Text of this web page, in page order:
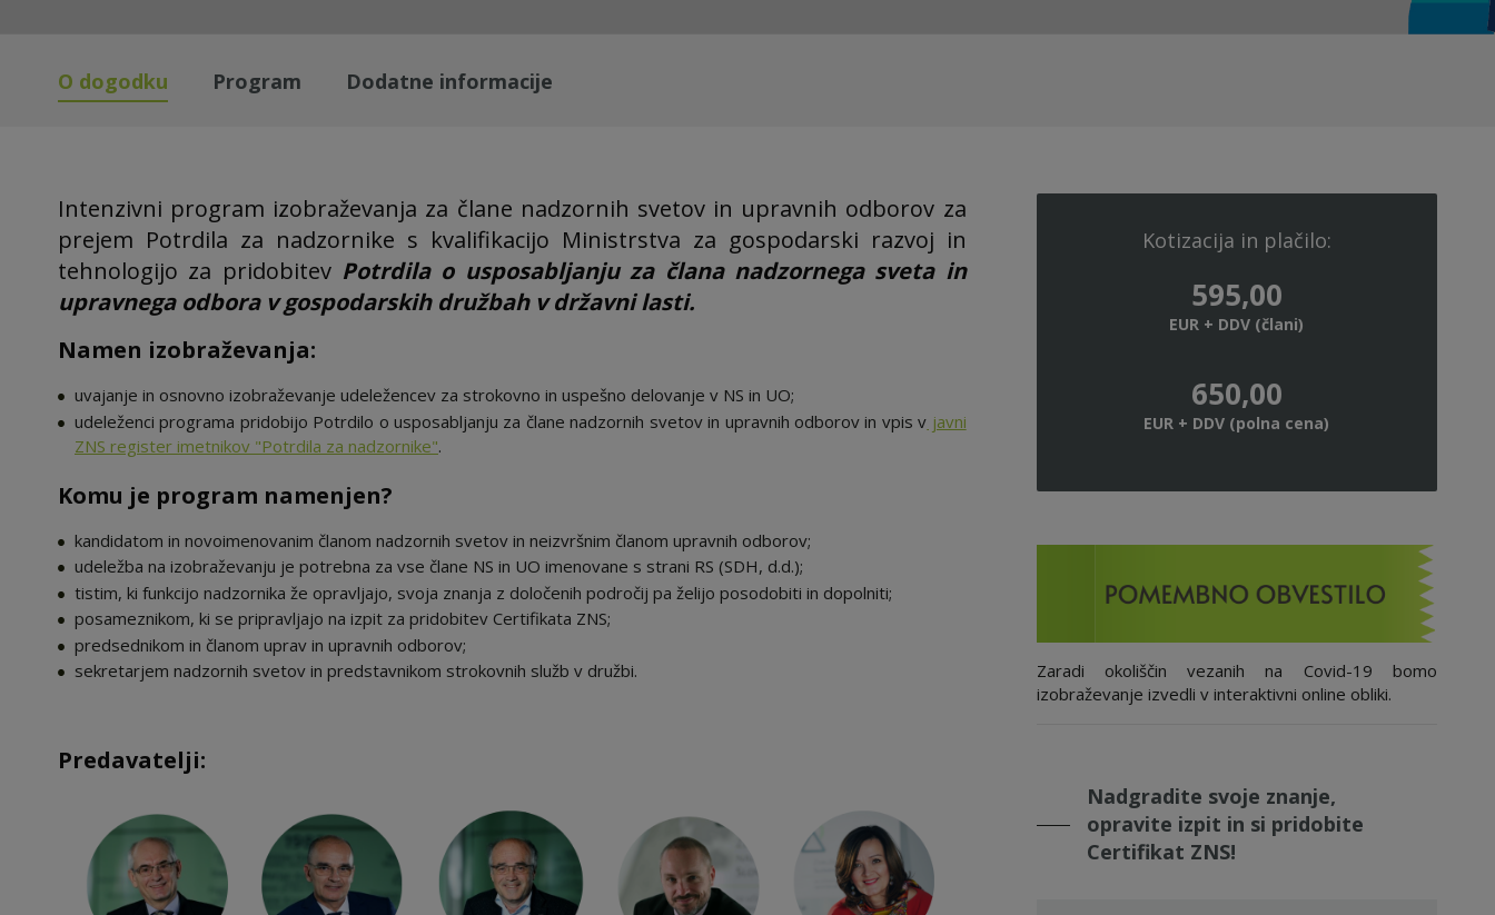
O dogodku Program Dodatne informacije
Intenzivni program izobraževanja za člane nadzornih svetov in upravnih odborov za
prejem Potrdila za nadzornike s kvalifikacijo Ministrstva za gospodarski razvoj in
tehnologijo za pridobitev Potrdila o usposabljanju za člana nadzornega sveta in
upravnega odbora v gospodarskih družbah v državni lasti.
Namen izobraževanja:
uvajanje in osnovno izobraževanje udeležencev za strokovno in uspešno delovanje v NS in UO;
udeleženci programa pridobijo Potrdilo o usposabljanju za člane nadzornih svetov in upravnih odborov in vpis v javni
ZNS register imetnikov "Potrdila za nadzornike".
Komu je program namenjen?
kandidatom in novoimenovanim članom nadzornih svetov in neizvršnim članom upravnih odborov;
udeležba na izobraževanju je potrebna za vse člane NS in UO imenovane s strani RS (SDH, d.d.);
tistim, ki funkcijo nadzornika že opravljajo, svoja znanja z določenih področij pa želijo posodobiti in dopolniti;
posameznikom, ki se pripravljajo na izpit za pridobitev Certifikata ZNS;
predsednikom in članom uprav in upravnih odborov;
sekretarjem nadzornih svetov in predstavnikom strokovnih služb v družbi.
Predavatelji:
Kotizacija in plačilo:
595,00
EUR + DDV (člani)
650,00
EUR + DDV (polna cena)
Zaradi okoliščin vezanih na Covid-19 bomo
izobraževanje izvedli v interaktivni online obliki.
Nadgradite svoje znanje,
opravite izpit in si pridobite
Certifikat ZNS!